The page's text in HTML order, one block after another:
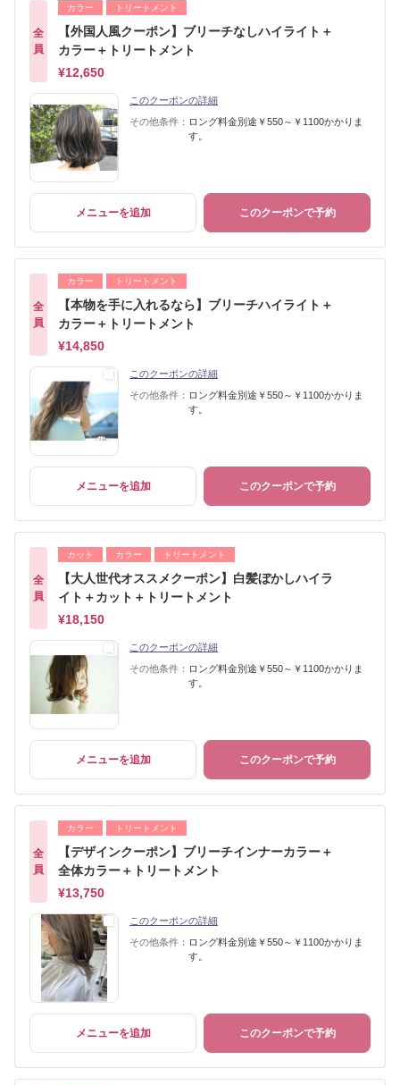
全
員
カラー トリートメント
【外国人風クーポン】ブリーチなしハイライト＋
カラー＋トリートメント
¥12,650
このクーポンの詳細
その他条件： ロング料金別途￥550～￥1100かかりま
す。
メニューを追加 このクーポンで予約
全
員
カラー トリートメント
【本物を手に入れるなら】ブリーチハイライト＋
カラー＋トリートメント
¥14,850
このクーポンの詳細
その他条件： ロング料金別途￥550～￥1100かかりま
す。
メニューを追加 このクーポンで予約
全
員
カット カラー トリートメント
【大人世代オススメクーポン】白髪ぼかしハイラ
イト＋カット＋トリートメント
¥18,150
このクーポンの詳細
その他条件： ロング料金別途￥550～￥1100かかりま
す。
メニューを追加 このクーポンで予約
全
員
カラー トリートメント
【デザインクーポン】ブリーチインナーカラー＋
全体カラー＋トリートメント
¥13,750
このクーポンの詳細
その他条件： ロング料金別途￥550～￥1100かかりま
す。
メニューを追加 このクーポンで予約